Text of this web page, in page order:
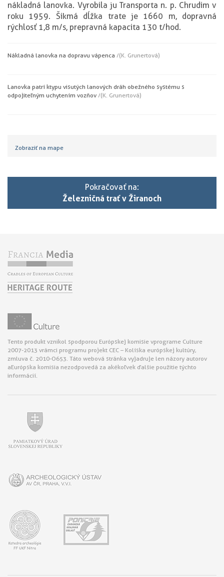
nákladná lanovka. Vyrobila ju Transporta n. p. Chrudim v
roku 1959. Šikmá dĺžka trate je 1660 m, dopravná
rýchlosť 1,8 m/s, prepravná kapacita 130 t/hod.
Nákladná lanovka na dopravu vápenca /(K. Grunertová)
Lanovka patrí k typu visutých lanových dráh obežného systému s
odpojiteľným uchytením vozňov /(K. Grunertová)
Zobraziť na mape
Pokračovať na:
Železničná trať v Žiranoch
Tento produkt vznikol s podporou Európskej komisie v programe Culture
2007-2013 v rámci programu projekt CEC – Kolíska európskej kultúry,
zmluva č. 2010-O653. Táto webová stránka vyjadruje len názory autorov
a Európska komisia nezodpovedá za akékoľvek ďalšie použitie týchto
informácií.